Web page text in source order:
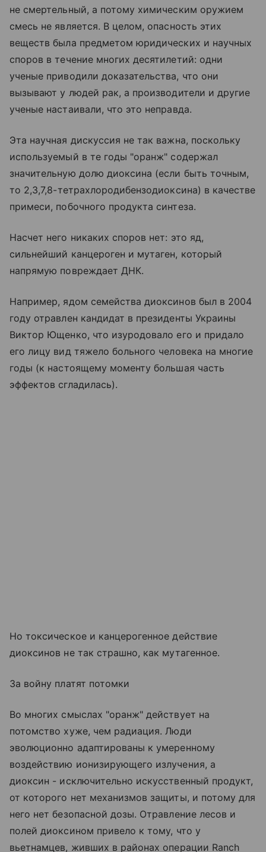
не смертельный, а потому химическим оружием
смесь не является. В целом, опасность этих
веществ была предметом юридических и научных
споров в течение многих десятилетий: одни
ученые приводили доказательства, что они
вызывают у людей рак, а производители и другие
ученые настаивали, что это неправда.
Эта научная дискуссия не так важна, поскольку
используемый в те годы "оранж" содержал
значительную долю диоксина (если быть точным,
то 2,3,7,8-тетрахлородибензодиоксина) в качестве
примеси, побочного продукта синтеза.
Насчет него никаких споров нет: это яд,
сильнейший канцероген и мутаген, который
напрямую повреждает ДНК.
Например, ядом семейства диоксинов был в 2004
году отравлен кандидат в президенты Украины
Виктор Ющенко, что изуродовало его и придало
его лицу вид тяжело больного человека на многие
годы (к настоящему моменту большая часть
эффектов сгладилась).
Но токсическое и канцерогенное действие
диоксинов не так страшно, как мутагенное.
За войну платят потомки
Во многих смыслах "оранж" действует на
потомство хуже, чем радиация. Люди
эволюционно адаптированы к умеренному
воздействию ионизирующего излучения, а
диоксин - исключительно искусственный продукт,
от которого нет механизмов защиты, и потому для
него нет безопасной дозы. Отравление лесов и
полей диоксином привело к тому, что у
вьетнамцев, живших в районах операции Ranch